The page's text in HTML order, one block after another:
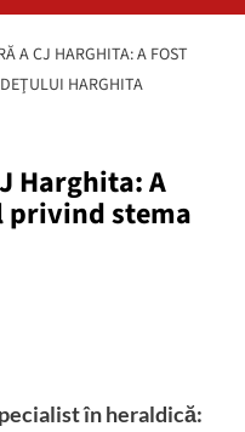
A CJ HARGHITA: A FOST
HARGHITA
Harghita: A
stema
în heraldică: